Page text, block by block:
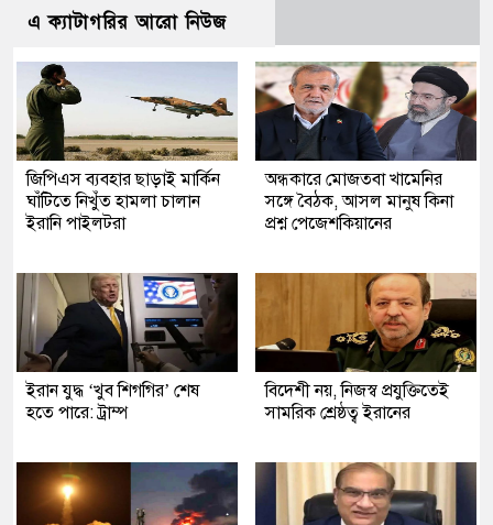
এ ক্যাটাগরির আরো নিউজ
জিপিএস ব্যবহার ছাড়াই মার্কিন
ঘাঁটিতে নিখুঁত হামলা চালান
ইরানি পাইলটরা
অন্ধকারে মোজতবা খামেনির
সঙ্গে বৈঠক, আসল মানুষ কিনা
প্রশ্ন পেজেশকিয়ানের
ইরান যুদ্ধ ‘খুব শিগগির’ শেষ
হতে পারে: ট্রাম্প
বিদেশী নয়, নিজস্ব প্রযুক্তিতেই
সামরিক শ্রেষ্ঠত্ব ইরানের